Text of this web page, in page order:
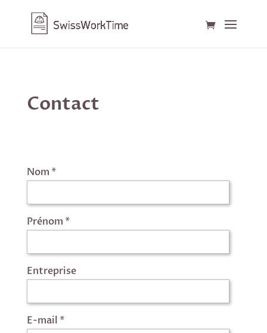
Contact
Nom *
Prénom *
Entreprise
E-mail *